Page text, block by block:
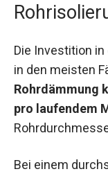
Die Investition
in den meisten
Rohrdämmung
pro laufendem
Bei einem